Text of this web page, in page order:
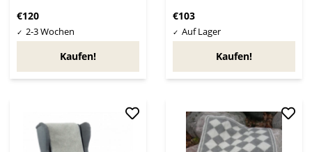
€120
Kaufen!
€103
Kaufen!